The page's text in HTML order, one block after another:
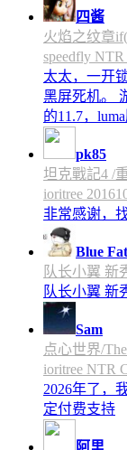
四酱
火焰之纹章
speedfly
太太，一开
黑屏死机。
的11.7，
pk85
坦克戰記4 /
ioritree
非常感谢，
Blue
队长小翼 新
队长小翼 新
Sam
点心世界/
ioritree NTR
2026年了，
定付费支持